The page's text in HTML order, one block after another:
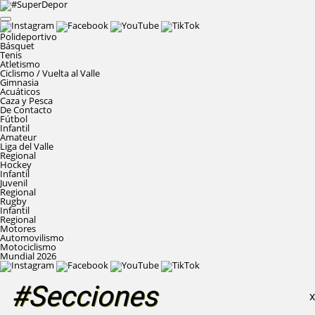
Polideportivo
Básquet
Tenis
Atletismo
Ciclismo / Vuelta al Valle
Gimnasia
Acuáticos
Caza y Pesca
De Contacto
Fútbol
Infantil
Amateur
Liga del Valle
Regional
Hockey
Infantil
Juvenil
Regional
Rugby
Infantil
Regional
Motores
Automovilismo
Motociclismo
Mundial 2026
#Secciones X